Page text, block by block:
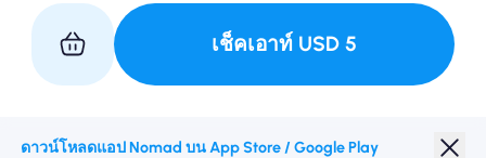
เช็คเอาท์ USD5
เป็นหุ้นส่วนกับเรา
ดาวน์โหลดแอป Nomad บน App Store / Google Play